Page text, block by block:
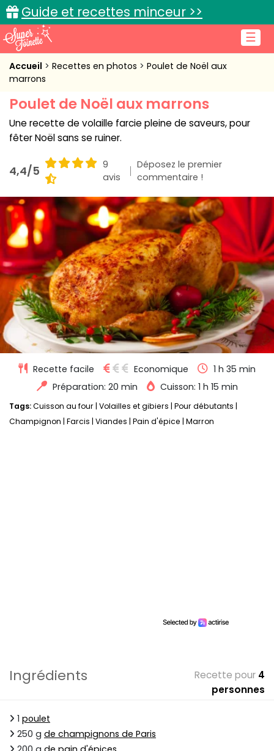
☰
Guide et recettes minceur >>
Accueil
Cuisine pratique
L'actu cuisine
Connexion
Accueil Recettes en photos
Poulet de Noël aux
marrons
Poulet de Noël aux marrons
Une recette de volaille farcie pleine de saveurs, pour
fêter Noël sans se ruiner.
4,4/5
9
avis
Déposez le premier
commentaire !
Recette facile Economique
1 h 35 min
Préparation: 20 min
Cuisson: 1 h 15 min
Tags:Cuisson au four Volailles et gibiers Pour débutants
Champignon Farcis Viandes Pain d'épice Marron
Ingrédients Recette pour 4
personnes
1 poulet
250 g de champignons de Paris